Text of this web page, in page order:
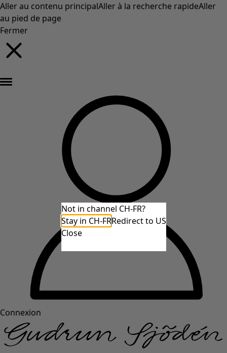
Aller au contenu principalAller à la recherche rapideAller
au pied de page
Fermer
Connexion
Not in channel CH-FR?
Stay in CH-FRRedirect to US
Close